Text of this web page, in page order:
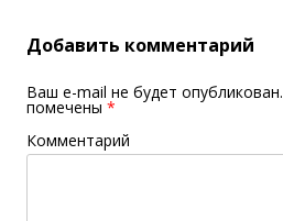
Добавить комментарий
Ваш e-mail не будет опубликован.
помечены *
Комментарий